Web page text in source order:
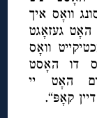
וואָס איך
געזאָגט
וואָס
דו האָסט
האָט יי
קאָפּ“.